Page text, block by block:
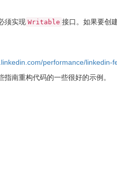
须实现 Writable 接口。如果要创
performance/linkedin-
南重构代码的一些很好的示例。